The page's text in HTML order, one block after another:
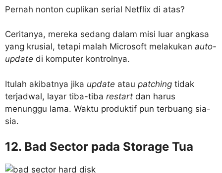
Pernah nonton cuplikan serial Netflix di atas?
Ceritanya, mereka sedang dalam misi luar angkasa
yang krusial, tetapi malah Microsoft melakukan auto-
update di komputer kontrolnya.
Itulah akibatnya jika update atau patching tidak
terjadwal, layar tiba-tiba restart dan harus
menunggu lama. Waktu produktif pun terbuang sia-
sia.
12. Bad Sector pada Storage Tua